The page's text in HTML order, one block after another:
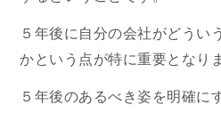
５年後に自分の会社がどうい
かという点が特に重要となり
５年後のあるべき姿を明確に